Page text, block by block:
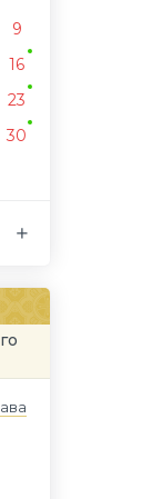
9
16
23
30